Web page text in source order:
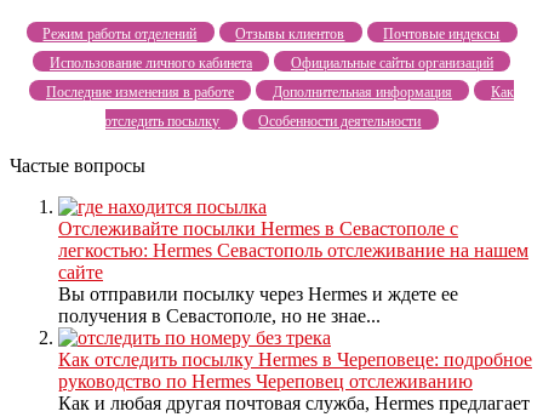
Режим работы отделений Отзывы клиентов
Почтовые индексы
Использование личного кабинета
Официальные сайты организаций
Последние изменения в работе
Дополнительная информация
Как
отследить посылку
Особенности деятельности
Частые вопросы
Отслеживайте посылки Hermes в Севастополе с
легкостью: Hermes Севастополь отслеживание на нашем
сайте
Вы отправили посылку через Hermes и ждете ее
получения в Севастополе, но не знае...
Как отследить посылку Hermes в Череповеце: подробное
руководство по Hermes Череповец отслеживанию
Как и любая другая почтовая служба, Hermes предлагает